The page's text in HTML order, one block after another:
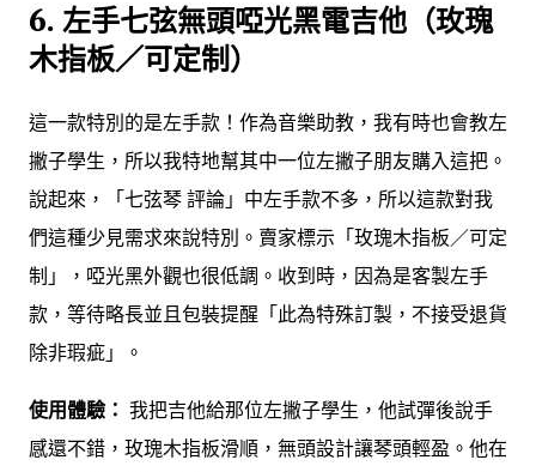
6. 左手七弦無頭啞光黑電吉他（玫瑰
木指板／可定制）
這一款特別的是左手款！作為音樂助教，我有時也會教左
撇子學生，所以我特地幫其中一位左撇子朋友購入這把。
說起來，「七弦琴 評論」中左手款不多，所以這款對我
們這種少見需求來說特別。賣家標示「玫瑰木指板／可定
制」，啞光黑外觀也很低調。收到時，因為是客製左手
款，等待略長並且包裝提醒「此為特殊訂製，不接受退貨
除非瑕疵」。
使用體驗： 我把吉他給那位左撇子學生，他試彈後說手
感還不錯，玫瑰木指板滑順，無頭設計讓琴頭輕盈。他在